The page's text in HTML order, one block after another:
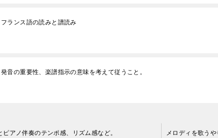
フランス語の読みと譜読み
発音の重要性、楽譜指示の意味を考えて従うこと。
ピアノ伴奏のテンポ感、リズム感など。